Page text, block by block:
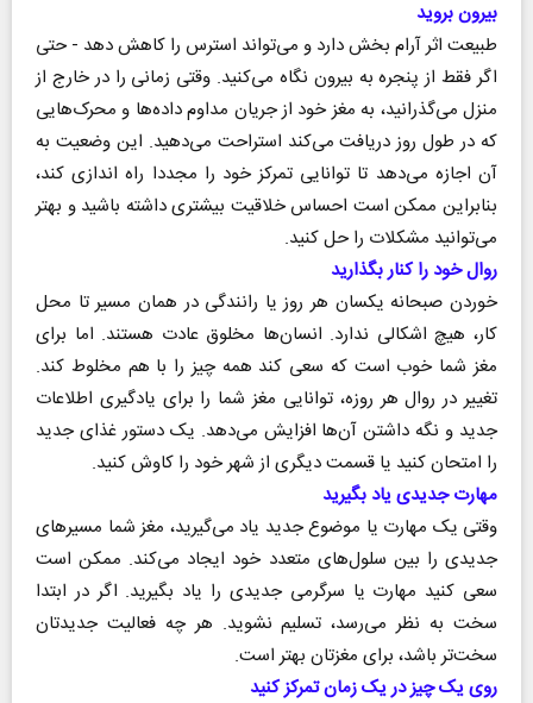
بیرون بروید
طبیعت اثر آرام بخش دارد و می‌تواند استرس را کاهش دهد - حتی
اگر فقط از پنجره به بیرون نگاه می‌کنید. وقتی زمانی را در خارج از
منزل می‌گذرانید، به مغز خود از جریان مداوم داده‌ها و محرک‌هایی
که در طول روز دریافت می‌کند استراحت می‌دهید. این وضعیت به
آن اجازه می‌دهد تا توانایی تمرکز خود را مجددا راه اندازی کند،
بنابراین ممکن است احساس خلاقیت بیشتری داشته باشید و بهتر
می‌توانید مشکلات را حل کنید.
روال خود را کنار بگذارید
خوردن صبحانه یکسان هر روز یا رانندگی در همان مسیر تا محل
کار، هیچ اشکالی ندارد. انسان‌ها مخلوق عادت هستند. اما برای
مغز شما خوب است که سعی کند همه چیز را با هم مخلوط کند.
تغییر در روال هر روزه، توانایی مغز شما را برای یادگیری اطلاعات
جدید و نگه داشتن آن‌ها افزایش می‌دهد. یک دستور غذای جدید
را امتحان کنید یا قسمت دیگری از شهر خود را کاوش کنید.
مهارت جدیدی یاد بگیرید
وقتی یک مهارت یا موضوع جدید یاد می‌گیرید، مغز شما مسیر‌های
جدیدی را بین سلول‌های متعدد خود ایجاد می‌کند. ممکن است
سعی کنید مهارت یا سرگرمی جدیدی را یاد بگیرید. اگر در ابتدا
سخت به نظر می‌رسد، تسلیم نشوید. هر چه فعالیت جدیدتان
سخت‌تر باشد، برای مغزتان بهتر است.
روی یک چیز در یک زمان تمرکز کنید